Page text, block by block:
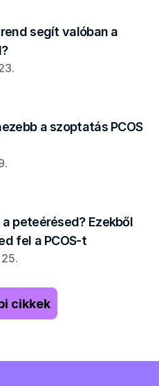
segít valóban a
a szoptatás PCOS
peteérésed? Ezekből
fel a PCOS-t
cikkek